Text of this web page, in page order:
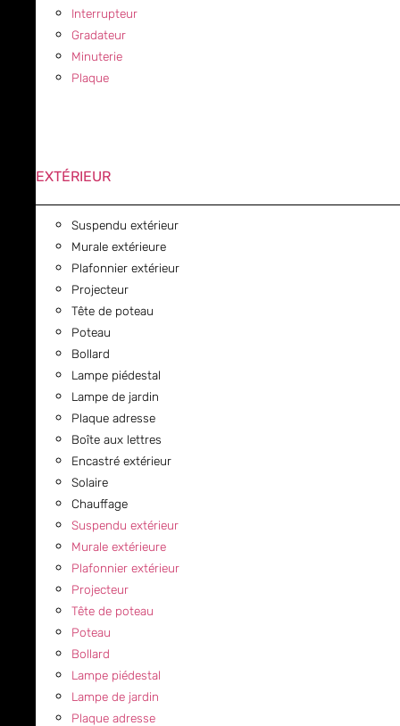
Interrupteur
Gradateur
Minuterie
Plaque
EXTÉRIEUR
Suspendu extérieur
Murale extérieure
Plafonnier extérieur
Projecteur
Tête de poteau
Poteau
Bollard
Lampe piédestal
Lampe de jardin
Plaque adresse
Boîte aux lettres
Encastré extérieur
Solaire
Chauffage
Suspendu extérieur
Murale extérieure
Plafonnier extérieur
Projecteur
Tête de poteau
Poteau
Bollard
Lampe piédestal
Lampe de jardin
Plaque adresse